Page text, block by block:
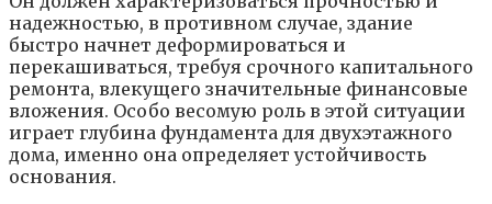
надежностью, в противном случае, здание
быстро начнет деформироваться и
перекашиваться, требуя срочного капитального
ремонта, влекущего значительные финансовые
вложения. Особо весомую роль в этой ситуации
играет глубина фундамента для двухэтажного
дома, именно она определяет устойчивость
основания.